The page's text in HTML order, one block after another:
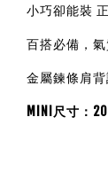
小巧卻能裝
百搭必備，
金屬鍊條肩
MINI尺寸：